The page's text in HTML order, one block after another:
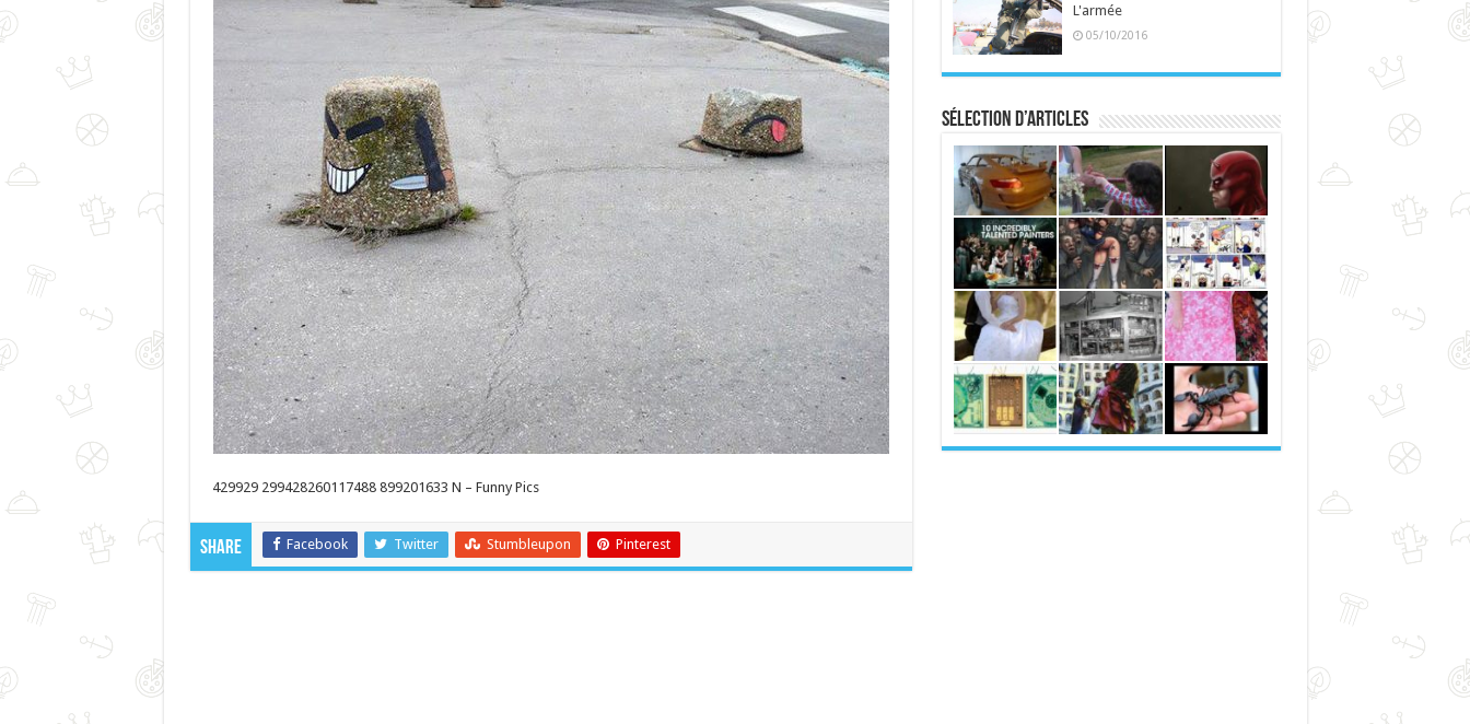
429929 299428260117488 899201633 N – Funny Pics
Share Facebook Twitter Stumbleupon Pinterest
L'armée
05/10/2016
Sélection d’articles